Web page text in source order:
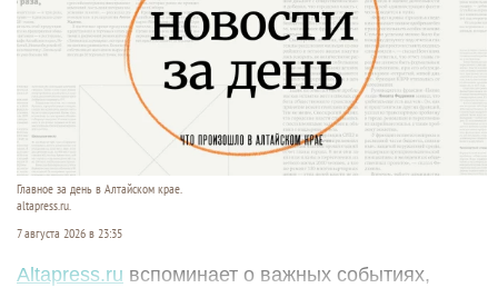
Главное за день в Алтайском крае.
altapress.ru.
7 августа 2026 в 23:35
Altapress.ru вспоминает о важных событиях,